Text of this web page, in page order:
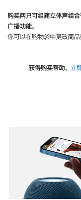
购买两只可组建立体声组合
广播功能。
你可以在购物袋中更改商品
获得购买帮助， 立
图